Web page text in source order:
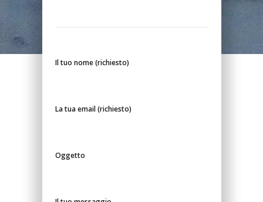
Il tuo nome (richiesto)
La tua email (richiesto)
Oggetto